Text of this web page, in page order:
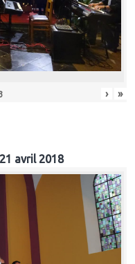
› »
avril 2018